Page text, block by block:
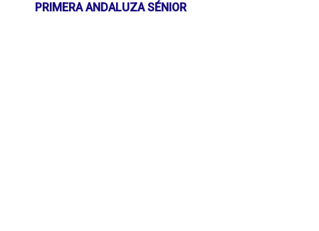
PRIMERA ANDALUZA SÉNIOR